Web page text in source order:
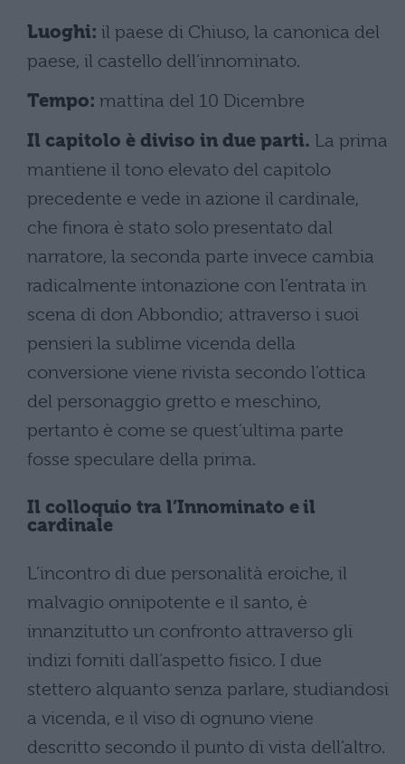
Luoghi: il paese di Chiuso, la canonica del
paese, il castello dell’innominato.
Tempo: mattina del 10 Dicembre
Il capitolo è diviso in due parti. La prima
mantiene il tono elevato del capitolo
precedente e vede in azione il cardinale,
che finora è stato solo presentato dal
narratore, la seconda parte invece cambia
radicalmente intonazione con l’entrata in
scena di don Abbondio; attraverso i suoi
pensieri la sublime vicenda della
conversione viene rivista secondo l’ottica
del personaggio gretto e meschino,
pertanto è come se quest’ultima parte
fosse speculare della prima.
Il colloquio tra l’Innominato e il
cardinale
L’incontro di due personalità eroiche, il
malvagio onnipotente e il santo, è
innanzitutto un confronto attraverso gli
indizi forniti dall’aspetto fisico. I due
stettero alquanto senza parlare, studiandosi
a vicenda, e il viso di ognuno viene
descritto secondo il punto di vista dell’altro.